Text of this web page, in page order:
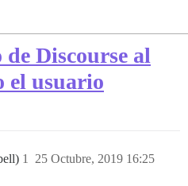
Discourse al
el usuario
25 Octubre, 2019 16:25
1